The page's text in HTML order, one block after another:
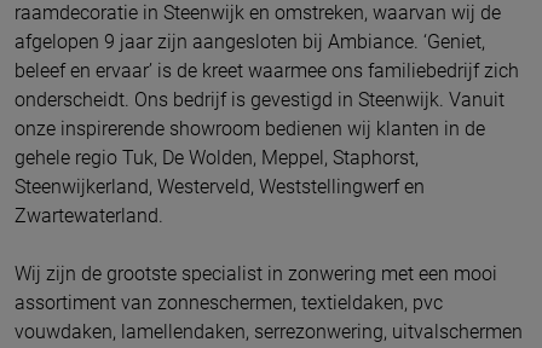
raamdecoratie in Steenwijk en omstreken, waarvan wij de
afgelopen 9 jaar zijn aangesloten bij Ambiance. ‘Geniet,
beleef en ervaar’ is de kreet waarmee ons familiebedrijf zich
onderscheidt. Ons bedrijf is gevestigd in Steenwijk. Vanuit
onze inspirerende showroom bedienen wij klanten in de
gehele regio Tuk, De Wolden, Meppel, Staphorst,
Steenwijkerland, Westerveld, Weststellingwerf en
Zwartewaterland.
Wij zijn de grootste specialist in zonwering met een mooi
assortiment van zonneschermen, textieldaken, pvc
vouwdaken, lamellendaken, serrezonwering, uitvalschermen